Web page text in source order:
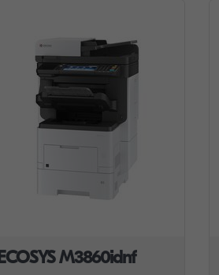
ECOSYS M3860idnf